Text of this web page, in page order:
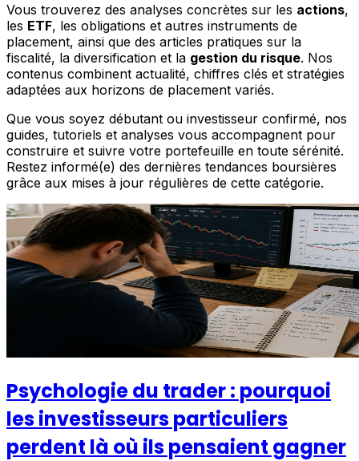
Vous trouverez des analyses concrètes sur les actions,
les ETF, les obligations et autres instruments de
placement, ainsi que des articles pratiques sur la
fiscalité, la diversification et la gestion du risque. Nos
contenus combinent actualité, chiffres clés et stratégies
adaptées aux horizons de placement variés.
Que vous soyez débutant ou investisseur confirmé, nos
guides, tutoriels et analyses vous accompagnent pour
construire et suivre votre portefeuille en toute sérénité.
Restez informé(e) des dernières tendances boursières
grâce aux mises à jour régulières de cette catégorie.
Psychologie du trader : pourquoi
les investisseurs particuliers
perdent là où ils pensaient gagner